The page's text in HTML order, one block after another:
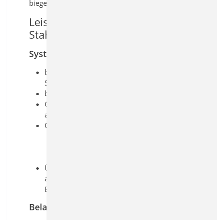
biegesteifen Stahlverbindungen.
Leistungsmerkmale S700.de
Stahl-Laschenstoß
System
biegesteifer Trägerstoß mit Gurt- und
Steglaschen
beidseitige Steglaschen
Gurtlaschen wahlweise außen oder
außen und innen
Querschnitte
Übernahmen zum Detailnachweis
aus BauStatik-Positionen und
EuroSta.stahl-Modellen
Belastung